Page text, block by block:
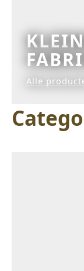
Alle